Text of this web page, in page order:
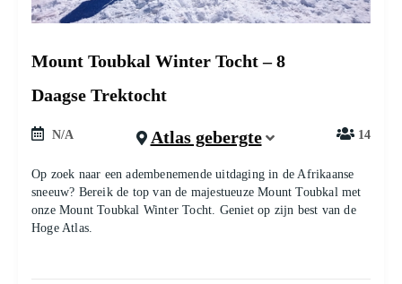
Mount Toubkal Winter Tocht – 8
Daagse Trektocht
N/A Atlas gebergte 14
Op zoek naar een adembenemende uitdaging in de Afrikaanse
sneeuw? Bereik de top van de majestueuze Mount Toubkal met
onze Mount Toubkal Winter Tocht. Geniet op zijn best van de
Hoge Atlas.